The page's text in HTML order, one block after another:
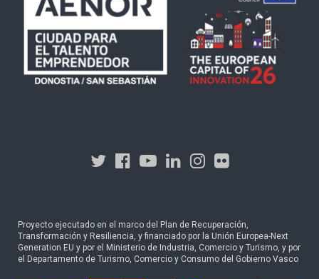
Proyecto ejecutado en el marco del Plan de Recuperación,
Transformación y Resiliencia, y financiado por la Unión Europea-Next
Generation EU y por el Ministerio de Industria, Comercio y Turismo, y por
el Departamento de Turismo, Comercio y Consumo del Gobierno Vasco